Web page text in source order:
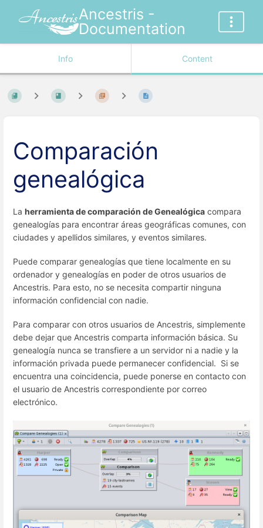
Ancestris -
Documentation
Info Content
Comparación
genealógica
La herramienta de comparación de Genealógica compara
genealogías para encontrar áreas geográficas comunes, con
ciudades y apellidos similares, y eventos similares.
Puede comparar genealogías que tiene localmente en su
ordenador y genealogías en poder de otros usuarios de
Ancestris. Para esto, no se necesita compartir ninguna
información confidencial con nadie.
Para comparar con otros usuarios de Ancestris, simplemente
debe dejar que Ancestris comparta información básica. Su
genealogía nunca se transfiere a un servidor ni a nadie y la
información privada puede permanecer confidencial. Si se
encuentra una coincidencia, puede ponerse en contacto con
el usuario de Ancestris correspondiente por correo
electrónico.